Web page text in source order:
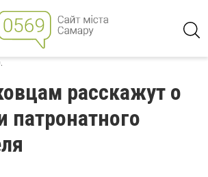
расскажут о
патронатного